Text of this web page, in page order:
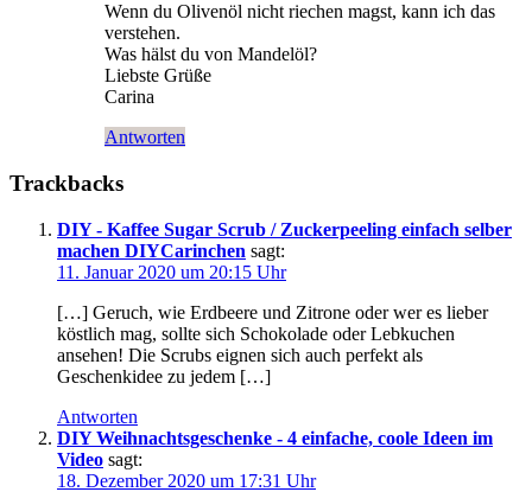
Wenn du Olivenöl nicht riechen magst, kann ich das
verstehen.
Was hälst du von Mandelöl?
Liebste Grüße
Carina
Antworten
Trackbacks
DIY - Kaffee Sugar Scrub / Zuckerpeeling einfach selber
machen DIYCarinchen sagt:
11. Januar 2020 um 20:15 Uhr
[…] Geruch, wie Erdbeere und Zitrone oder wer es lieber
köstlich mag, sollte sich Schokolade oder Lebkuchen
ansehen! Die Scrubs eignen sich auch perfekt als
Geschenkidee zu jedem […]
Antworten
DIY Weihnachtsgeschenke - 4 einfache, coole Ideen im
Video sagt:
18. Dezember 2020 um 17:31 Uhr